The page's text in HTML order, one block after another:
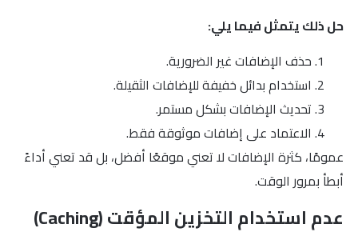
حل ذلك يتمثل فيما يلي:
حذف الإضافات غير الضرورية.
استخدام بدائل خفيفة للإضافات الثقيلة.
تحديث الإضافات بشكل مستمر.
الاعتماد على إضافات موثوقة فقط.
عمومًا، كثرة الإضافات لا تعني موقعًا أفضل، بل قد تعني أداءً
أبطأ بمرور الوقت.
عدم استخدام التخزين المؤقت (Caching)